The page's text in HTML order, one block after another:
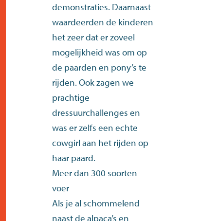
demonstraties. Daarnaast
waardeerden de kinderen
het zeer dat er zoveel
mogelijkheid was om op
de paarden en pony’s te
rijden. Ook zagen we
prachtige
dressuurchallenges en
was er zelfs een echte
cowgirl aan het rijden op
haar paard.
Meer dan 300 soorten
voer
Als je al schommelend
naast de alpaca’s en